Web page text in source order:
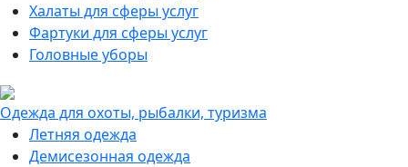
Халаты для сферы услуг
Фартуки для сферы услуг
Головные уборы
Одежда для охоты, рыбалки, туризма
Летняя одежда
Демисезонная одежда